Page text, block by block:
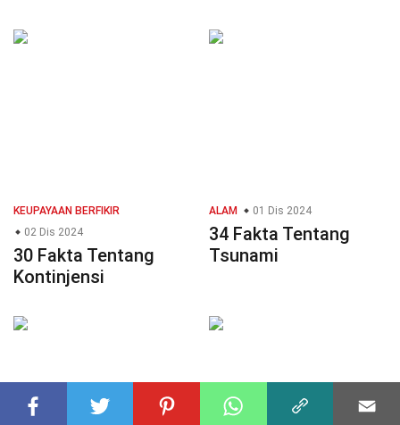
KEUPAYAAN BERFIKIR
02 Dis 2024
30 Fakta Tentang
Kontinjensi
ALAM 01 Dis 2024
34 Fakta Tentang
Tsunami